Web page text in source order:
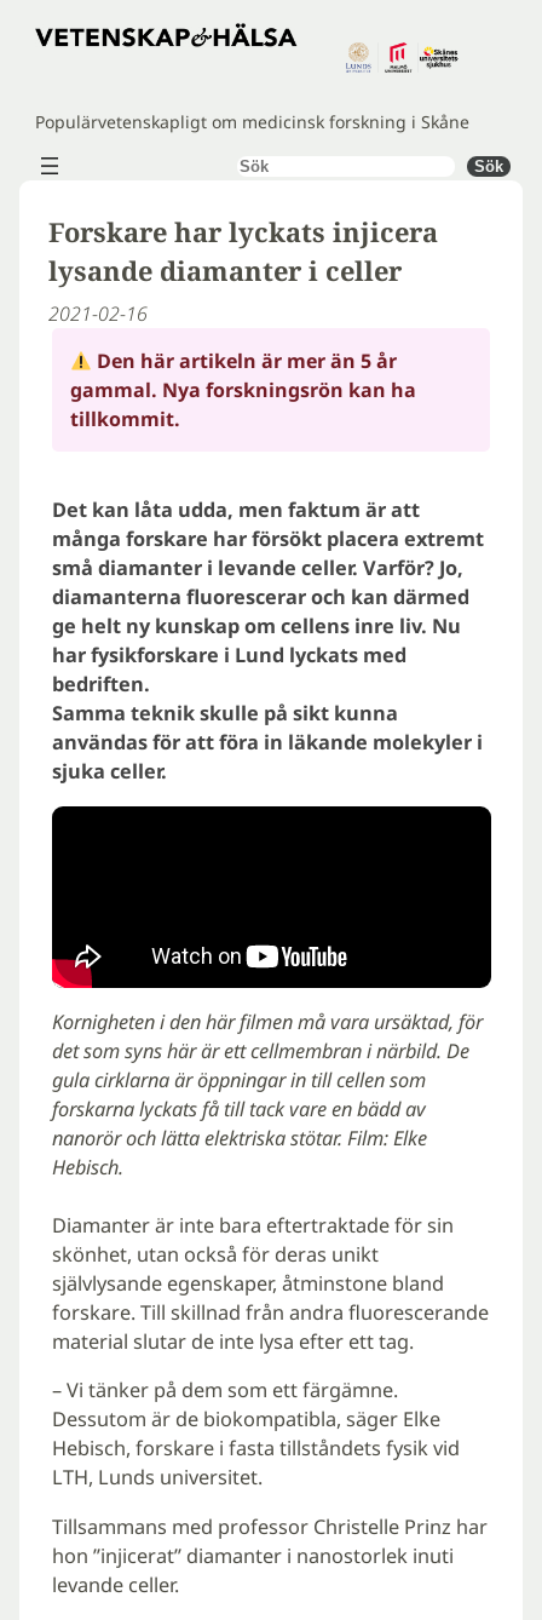
Hoppa
Populärvetenskapligt om medicinsk forskning i Skåne
Sök Sök
Forskare har lyckats injicera
lysande diamanter i celler
2021-02-16
Den här artikeln är mer än 5 år
gammal. Nya forskningsrön kan ha
tillkommit.
Det kan låta udda, men faktum är att
många forskare har försökt placera extremt
små diamanter i levande celler. Varför? Jo,
diamanterna fluorescerar och kan därmed
ge helt ny kunskap om cellens inre liv. Nu
har fysikforskare i Lund lyckats med
bedriften.
Samma teknik skulle på sikt kunna
användas för att föra in läkande molekyler i
sjuka celler.
Kornigheten i den här filmen må vara ursäktad, för
det som syns här är ett cellmembran i närbild. De
gula cirklarna är öppningar in till cellen som
forskarna lyckats få till tack vare en bädd av
nanorör och lätta elektriska stötar. Film: Elke
Hebisch.
Diamanter är inte bara eftertraktade för sin
skönhet, utan också för deras unikt
självlysande egenskaper, åtminstone bland
forskare. Till skillnad från andra fluorescerande
material slutar de inte lysa efter ett tag.
– Vi tänker på dem som ett färgämne.
Dessutom är de biokompatibla, säger Elke
Hebisch, forskare i fasta tillståndets fysik vid
LTH, Lunds universitet.
Tillsammans med professor Christelle Prinz har
hon ”injicerat” diamanter i nanostorlek inuti
levande celler.